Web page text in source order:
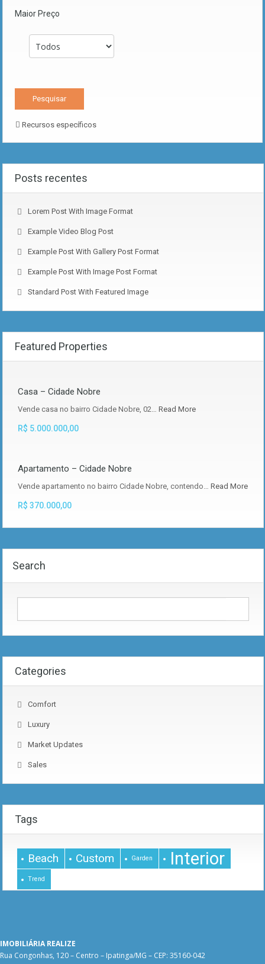
Maior Preço
Recursos específicos
Posts recentes
Lorem Post With Image Format
Example Video Blog Post
Example Post With Gallery Post Format
Example Post With Image Post Format
Standard Post With Featured Image
Featured Properties
Casa – Cidade Nobre
Vende casa no bairro Cidade Nobre, 02… Read More
R$ 5.000.000,00
Apartamento – Cidade Nobre
Vende apartamento no bairro Cidade Nobre, contendo… Read More
R$ 370.000,00
Search
Categories
Comfort
Luxury
Market Updates
Sales
Tags
Beach Custom Garden Interior
Trend
IMOBILIÁRIA REALIZE
Rua Congonhas, 120 – Centro – Ipatinga/MG – CEP: 35160-042